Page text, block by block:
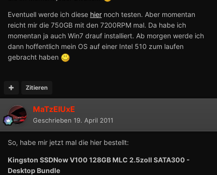
Eventuell werde ich diese hier noch testen. Aber momentan
reicht mir die 750GB mit den 7200RPM mal. Da habe ich
momentan ja auch Win7 drauf installiert. Ab morgen werde ich
dann hoffentlich mein OS auf einer Intel 510 zum laufen
gebracht haben
Zitieren
MaTzElUxE
Geschrieben 19. April 2011
So, habe mir jetzt mal die hier bestellt:
Kingston SSDNow V100 128GB MLC 2.5zoll SATA300 -
Desktop Bundle